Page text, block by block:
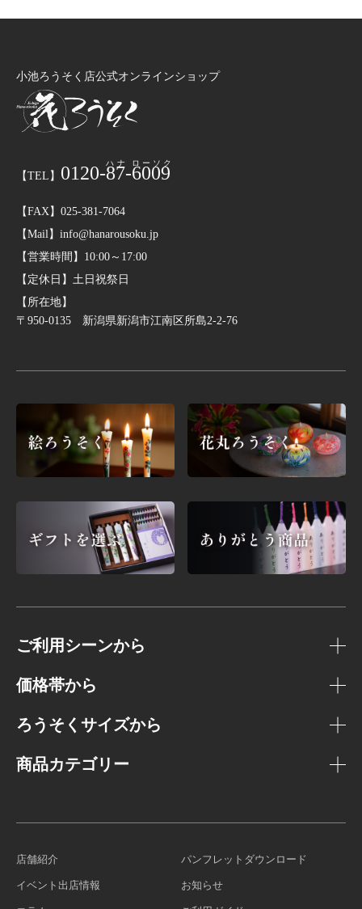
小池ろうそく店公式オンラインショップ
【TEL】 0120-87-6009
【FAX】025-381-7064
【Mail】info@hanarousoku.jp
【営業時間】10:00～17:00
【定休日】土日祝祭日
【所在地】
〒950-0135 新潟県新潟市江南区所島2-2-76
ご利用シーンから
価格帯から
ろうそくサイズから
商品カテゴリー
店舗紹介 パンフレットダウンロード
イベント出店情報 お知らせ